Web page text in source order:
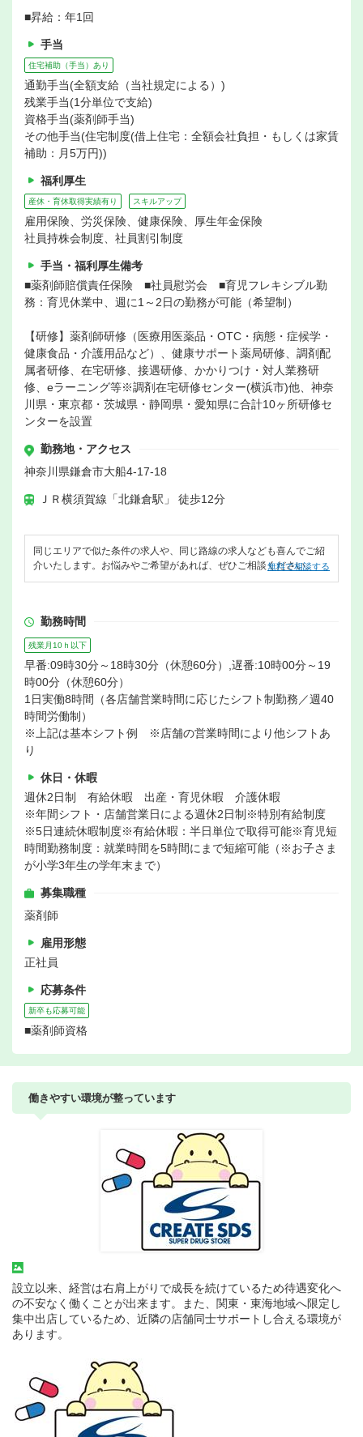
■昇給：年1回
手当
住宅補助（手当）あり
通勤手当(全額支給（当社規定による）)
残業手当(1分単位で支給)
資格手当(薬剤師手当)
その他手当(住宅制度(借上住宅：全額会社負担・もしくは家賃
補助：月5万円))
福利厚生
産休・育休取得実績有り スキルアップ
雇用保険、労災保険、健康保険、厚生年金保険
社員持株会制度、社員割引制度
手当・福利厚生備考
■薬剤師賠償責任保険 ■社員慰労会 ■育児フレキシブル勤
務：育児休業中、週に1～2日の勤務が可能（希望制）
【研修】薬剤師研修（医療用医薬品・OTC・病態・症候学・
健康食品・介護用品など）、健康サポート薬局研修、調剤配
属者研修、在宅研修、接遇研修、かかりつけ・対人業務研
修、eラーニング等※調剤在宅研修センター(横浜市)他、神奈
川県・東京都・茨城県・静岡県・愛知県に合計10ヶ所研修セ
ンターを設置
勤務地・アクセス
神奈川県鎌倉市大船4-17-18
ＪＲ横須賀線「北鎌倉駅」 徒歩12分
同じエリアで似た条件の求人や、同じ路線の求人なども喜んでご紹
介いたします。お悩みやご希望があれば、ぜひご相談ください。
無料で相談する
勤務時間
残業月10ｈ以下
早番:09時30分～18時30分（休憩60分）,遅番:10時00分～19
時00分（休憩60分）
1日実働8時間（各店舗営業時間に応じたシフト制勤務／週40
時間労働制）
※上記は基本シフト例 ※店舗の営業時間により他シフトあ
り
休日・休暇
週休2日制 有給休暇 出産・育児休暇 介護休暇
※年間シフト・店舗営業日による週休2日制※特別有給制度
※5日連続休暇制度※有給休暇：半日単位で取得可能※育児短
時間勤務制度：就業時間を5時間にまで短縮可能（※お子さま
が小学3年生の学年末まで）
募集職種
薬剤師
雇用形態
正社員
応募条件
新卒も応募可能
■薬剤師資格
働きやすい環境が整っています
設立以来、経営は右肩上がりで成長を続けているため待遇変化へ
の不安なく働くことが出来ます。また、関東・東海地域へ限定し
集中出店しているため、近隣の店舗同士サポートし合える環境が
あります。